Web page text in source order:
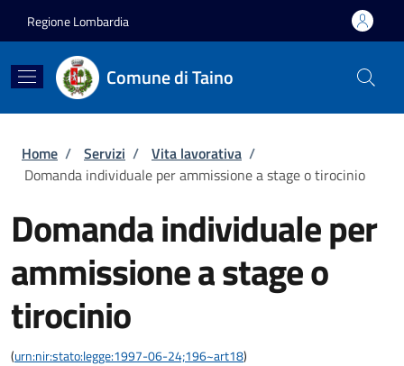
Regione Lombardia
Comune di Taino
Briciole di pane
Home / Servizi / Vita lavorativa /
Domanda individuale per ammissione a stage o tirocinio
Domanda individuale per
ammissione a stage o
tirocinio
(urn:nir:stato:legge:1997-06-24;196~art18)